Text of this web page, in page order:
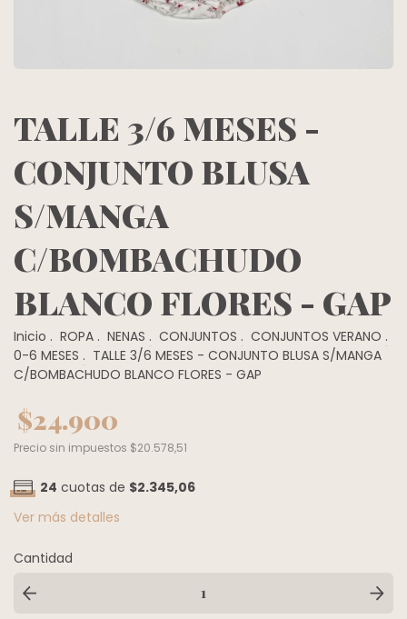
TALLE 3/6 MESES -
CONJUNTO BLUSA
S/MANGA
C/BOMBACHUDO
BLANCO FLORES - GAP
Inicio . ROPA . NENAS . CONJUNTOS . CONJUNTOS VERANO .
0-6 MESES . TALLE 3/6 MESES - CONJUNTO BLUSA S/MANGA
C/BOMBACHUDO BLANCO FLORES - GAP
$24.900
Precio sin impuestos $20.578,51
24 cuotas de $2.345,06
Ver más detalles
Cantidad